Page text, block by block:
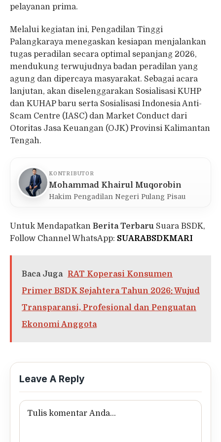
pelayanan prima.
Melalui kegiatan ini, Pengadilan Tinggi
Palangkaraya menegaskan kesiapan menjalankan
tugas peradilan secara optimal sepanjang 2026,
mendukung terwujudnya badan peradilan yang
agung dan dipercaya masyarakat. Sebagai acara
lanjutan, akan diselenggarakan Sosialisasi KUHP
dan KUHAP baru serta Sosialisasi Indonesia Anti-
Scam Centre (IASC) dan Market Conduct dari
Otoritas Jasa Keuangan (OJK) Provinsi Kalimantan
Tengah.
KONTRIBUTOR
Mohammad Khairul Muqorobin
Hakim Pengadilan Negeri Pulang Pisau
Untuk Mendapatkan Berita Terbaru Suara BSDK,
Follow Channel WhatsApp: SUARABSDKMARI
Baca Juga
RAT Koperasi Konsumen
Primer BSDK Sejahtera Tahun 2026: Wujud
Transparansi, Profesional dan Penguatan
Ekonomi Anggota
Leave A Reply